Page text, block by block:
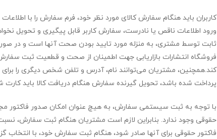
کاربران باید هنگام سفارش کالای مورد نظر خود، فرم سفارش را با
ورود اطلاعات ناقص یا نادرست، سفارش کاربر قابل پیگیری و تحویل
ثابت توسط مشتری، به منزله مورد تایید بودن صحت آنها است و در
فروشگاه انتشارات بازاریابی جهت اطمینان از صحت و قطعیت ثبت
کند.همچنین، مشتریان می‌توانند نام، آدرس و تلفن شخص دیگری را
پرداخت شده باشد، تحویل گیرنده سفارش هنگام دریافت کالا باید کارت
با توجه به ثبت سیستمی سفارش، به هیچ عنوان امکان صدور فاکتور
حقوقی وجود ندارد. بنابراین لازم است مشتریان هنگام ثبت سفارش،
فاکتور حقوقی برای آنها صادر شود، هنگام ثبت سفارش خود، با